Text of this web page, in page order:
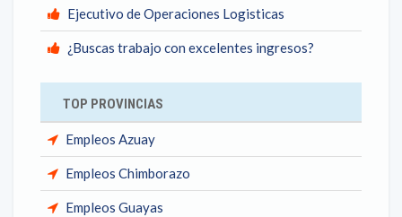
Ejecutivo de Operaciones Logisticas
¿Buscas trabajo con excelentes ingresos?
TOP PROVINCIAS
Empleos Azuay
Empleos Chimborazo
Empleos Guayas